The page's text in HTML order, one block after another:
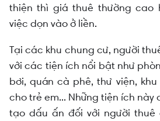
thiện thì giá thuê thường cao
việc dọn vào ở liền.
Tại các khu chung cư, người
với các tiện ích nổi bật như
bơi, quán cà phê, thư viện,
cho trẻ em... Những tiện ích
tạo dấu ấn đối với người thuê